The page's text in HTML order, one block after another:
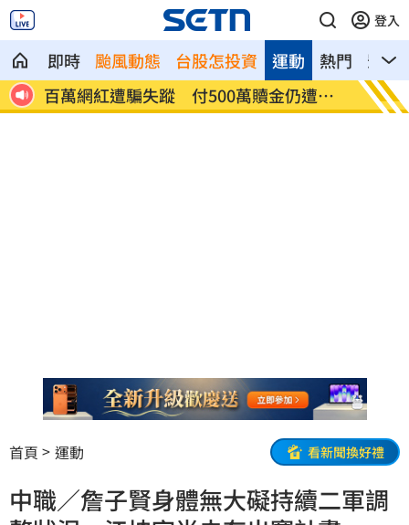
登入
即時 颱風動態 台股怎投資 熱門 影音
運動
金仍遭撕
KISS OF LIFE NATTY放話：今晚舞台非常
辣
首頁 運動 看新聞換好禮
中職／詹子賢身體無大礙持續二軍調